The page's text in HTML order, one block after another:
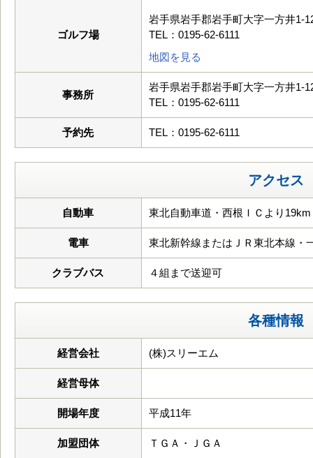
ゴルフ場
岩手県岩手郡岩手町大字一方井1-
TEL：0195-62-6111
地図を見る
事務所
岩手県岩手郡岩手町大字一方井1-
TEL：0195-62-6111
予約先 TEL：0195-62-6111
アクセス
自動車 東北自動車道・西根ＩＣより19km
電車 東北新幹線またはＪＲ東北本線・
クラブバス ４組まで送迎可
各種情報
経営会社 (株)スリーエム
経営母体
開場年度 平成11年
加盟団体 ＴＧＡ・ＪＧＡ